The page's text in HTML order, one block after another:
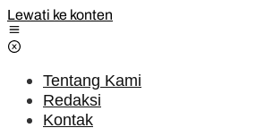
Lewati ke konten
Tentang Kami
Redaksi
Kontak